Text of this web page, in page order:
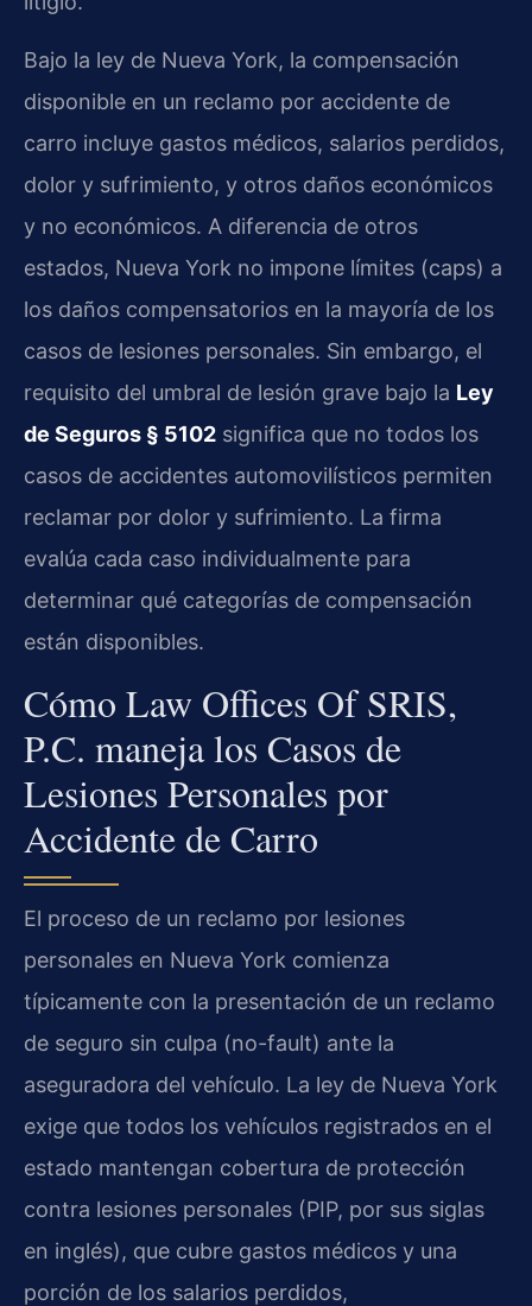
Bajo la ley de Nueva York, la compensación
disponible en un reclamo por accidente de
carro incluye gastos médicos, salarios perdidos,
dolor y sufrimiento, y otros daños económicos
y no económicos. A diferencia de otros
estados, Nueva York no impone límites (caps) a
los daños compensatorios en la mayoría de los
casos de lesiones personales. Sin embargo, el
requisito del umbral de lesión grave bajo la Ley
de Seguros § 5102 significa que no todos los
casos de accidentes automovilísticos permiten
reclamar por dolor y sufrimiento. La firma
evalúa cada caso individualmente para
determinar qué categorías de compensación
están disponibles.
Cómo Law Offices Of SRIS,
P.C. maneja los Casos de
Lesiones Personales por
Accidente de Carro
El proceso de un reclamo por lesiones
personales en Nueva York comienza
típicamente con la presentación de un reclamo
de seguro sin culpa (no-fault) ante la
aseguradora del vehículo. La ley de Nueva York
exige que todos los vehículos registrados en el
estado mantengan cobertura de protección
contra lesiones personales (PIP, por sus siglas
en inglés), que cubre gastos médicos y una
porción de los salarios perdidos,